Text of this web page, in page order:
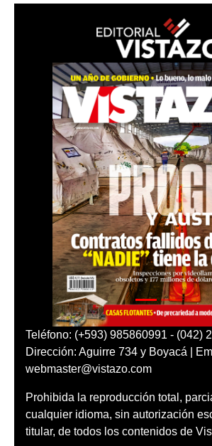
Teléfono: (+593) 985860991 - (042)
Dirección: Aguirre 734 y Boyacá |
webmaster@vistazo.com
Prohibida la reproducción total,
cualquier idioma, sin autorización
titular, de todos los contenidos de